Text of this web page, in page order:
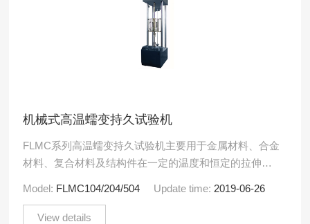
机械式高温蠕变持久试验机
FLMC系列高温蠕变持久试验机主要用于金属材料、合金
材料、复合材料及结构件在一定的温度和恒定的拉伸负
Model: FLMC104/204/504 Update time: 2019-06-26
View details